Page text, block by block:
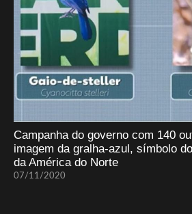
Campanha do governo com 140
imagem da gralha-azul, símbolo
da América do Norte
07/11/2020